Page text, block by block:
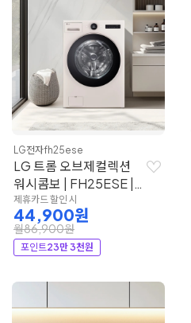
LG전자fh25ese
LG 트롬 오브제컬렉션
워시콤보 | FH25ESE |
LG전자
제휴카드 할인 시
44,900원
월86,900원
포인트23만 3천원